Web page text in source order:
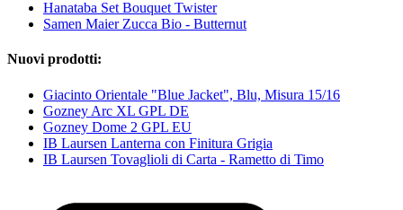
Hanataba Set Bouquet Twister
Samen Maier Zucca Bio - Butternut
Nuovi prodotti:
Giacinto Orientale "Blue Jacket", Blu, Misura 15/16
Gozney Arc XL GPL DE
Gozney Dome 2 GPL EU
IB Laursen Lanterna con Finitura Grigia
IB Laursen Tovaglioli di Carta - Rametto di Timo